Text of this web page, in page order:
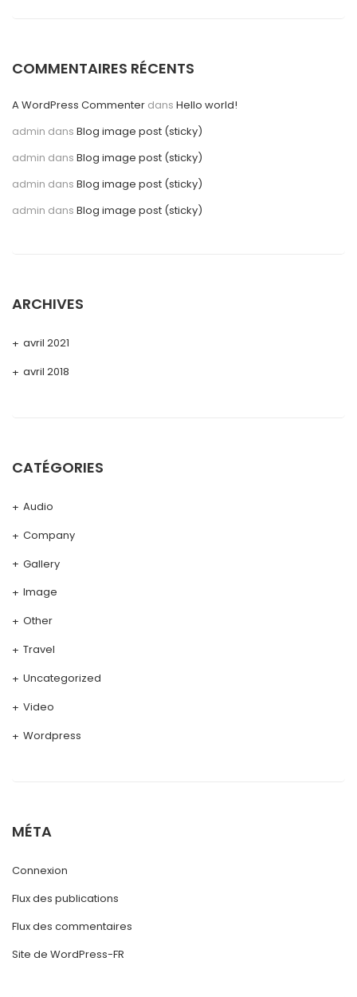
COMMENTAIRES RÉCENTS
A WordPress Commenter dans Hello world!
admin dans Blog image post (sticky)
admin dans Blog image post (sticky)
admin dans Blog image post (sticky)
admin dans Blog image post (sticky)
ARCHIVES
avril 2021
avril 2018
CATÉGORIES
Audio
Company
Gallery
Image
Other
Travel
Uncategorized
Video
Wordpress
MÉTA
Connexion
Flux des publications
Flux des commentaires
Site de WordPress-FR